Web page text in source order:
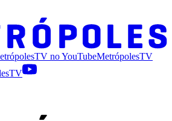
noYouTubeMetrópolesTV